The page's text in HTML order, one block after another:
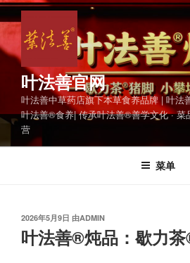
跳
至
容
叶法善官网
叶法善中草药店旗下本草食养品牌 | 叶法
叶法善®食养| 传承叶法善®善学文化 · 菜
营
菜单
发
布
于
2026年5月9日 由ADMIN
叶法善®炖品：歇力